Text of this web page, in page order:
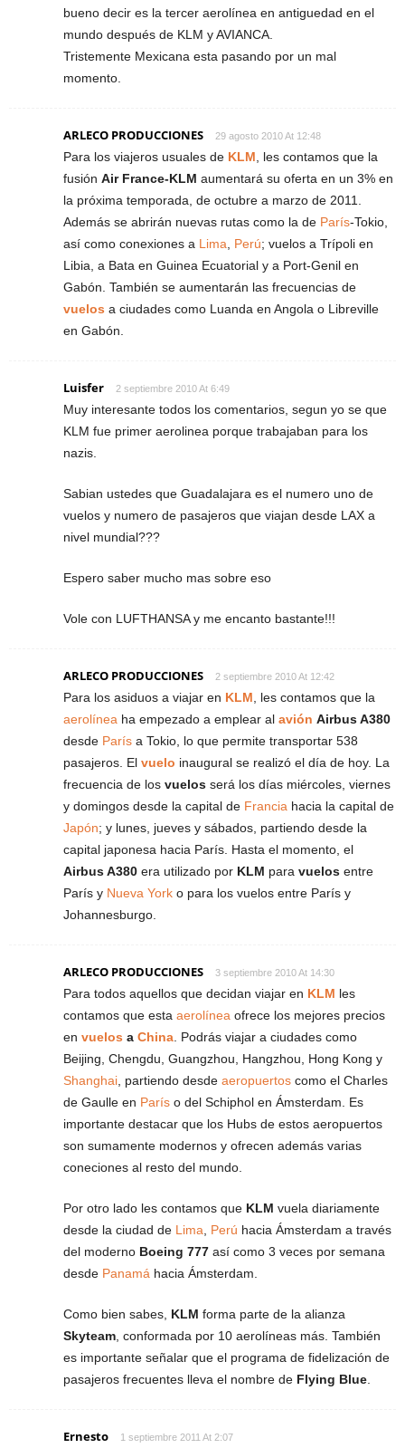
bueno decir es la tercer aerolínea en antiguedad en el
mundo después de KLM y AVIANCA.
Tristemente Mexicana esta pasando por un mal
momento.
ARLECO PRODUCCIONES 29 agosto 2010 At 12:48
Para los viajeros usuales de KLM , les contamos que la
fusión Air France-KLM aumentará su oferta en un 3% en
la próxima temporada, de octubre a marzo de 2011.
Además se abrirán nuevas rutas como la de París-Tokio,
así como conexiones a Lima Perú; vuelos a Trípoli en
Libia, a Bata en Guinea Ecuatorial y a Port-Genil en
Gabón. También se aumentarán las frecuencias de
vuelos a ciudades como Luanda en Angola o Libreville
en Gabón.
Luisfer 2 septiembre 2010 At 6:49
Muy interesante todos los comentarios, segun yo se que
KLM fue primer aerolinea porque trabajaban para los
nazis.
Sabian ustedes que Guadalajara es el numero uno de
vuelos y numero de pasajeros que viajan desde LAX a
nivel mundial???
Espero saber mucho mas sobre eso
Vole con LUFTHANSA y me encanto bastante!!!
ARLECO PRODUCCIONES 2 septiembre 2010 At 12:42
Para los asiduos a viajar en KLM , les contamos que la
aerolínea ha empezado a emplear al avión Airbus A380
desde París a Tokio, lo que permite transportar 538
pasajeros. El vuelo inaugural se realizó el día de hoy. La
frecuencia de los vuelos será los días miércoles, viernes
y domingos desde la capital de Francia hacia la capital de
Japón; y lunes, jueves y sábados, partiendo desde la
capital japonesa hacia París. Hasta el momento, el
Airbus A380 era utilizado por KLM para vuelos entre
París y Nueva York o para los vuelos entre París y
Johannesburgo.
ARLECO PRODUCCIONES 3 septiembre 2010 At 14:30
Para todos aquellos que decidan viajar en KLM les
contamos que esta aerolínea ofrece los mejores precios
en vuelos a China . Podrás viajar a ciudades como
Beijing, Chengdu, Guangzhou, Hangzhou, Hong Kong y
Shanghai , partiendo desde aeropuertos como el Charles
de Gaulle en París o del Schiphol en Ámsterdam. Es
importante destacar que los Hubs de estos aeropuertos
son sumamente modernos y ofrecen además varias
coneciones al resto del mundo.
Por otro lado les contamos que KLM vuela diariamente
desde la ciudad de Lima Perú hacia Ámsterdam a través
del moderno Boeing 777 así como 3 veces por semana
desde Panamá hacia Ámsterdam.
Como bien sabes, KLM forma parte de la alianza
Skyteam , conformada por 10 aerolíneas más. También
es importante señalar que el programa de fidelización de
pasajeros frecuentes lleva el nombre de Flying Blue
Ernesto 1 septiembre 2011 At 2:07